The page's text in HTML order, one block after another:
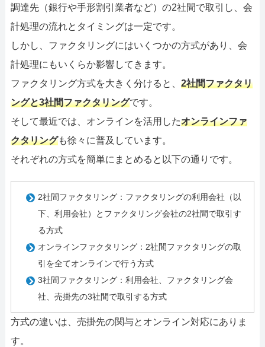
調達先（銀行や手形割引業者など）の2社間で取引し、会
計処理の流れとタイミングは一定です。
しかし、ファクタリングにはいくつかの方式があり、会
計処理にもいくらか影響してきます。
ファクタリング方式を大きく分けると、 2社間ファクタリ
ングと3社間ファクタリングです。
そして最近では、オンラインを活用したオンラインファ
クタリングも徐々に普及しています。
それぞれの方式を簡単にまとめると以下の通りです。
2社間ファクタリング：ファクタリングの利用会社（以
下、利用会社）とファクタリング会社の2社間で取引す
る方式
オンラインファクタリング：2社間ファクタリングの取
引を全てオンラインで行う方式
3社間ファクタリング：利用会社、ファクタリング会
社、売掛先の3社間で取引する方式
方式の違いは、売掛先の関与とオンライン対応にありま
す。